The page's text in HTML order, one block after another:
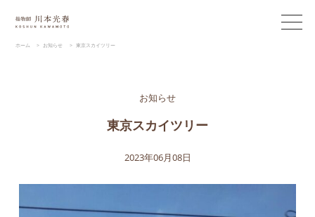
ホーム > お知らせ > 東京スカイツリー
お知らせ
東京スカイツリー
2023年06月08日